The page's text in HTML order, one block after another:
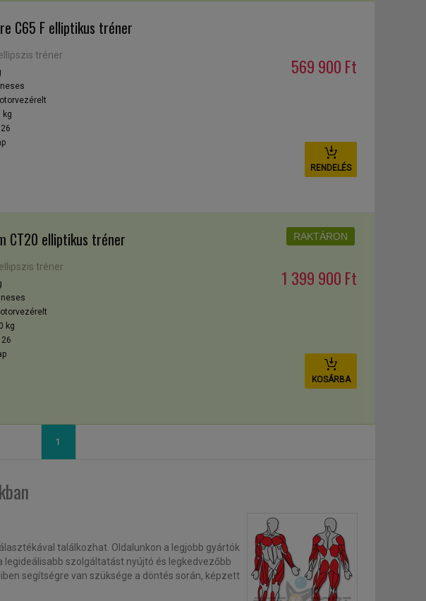
C65 F elliptikus tréner
tréner 569 900 Ft
RENDELÉS
CT20 elliptikus tréner
tréner
kg
26
1 399 900 Ft
KOSÁRBA
RAKTÁRON
1
találkozhat. Oldalunkon a legjobb gyártók
szolgáltatást nyújtó és legkedvezőbb
segítségre van szüksége a döntés során, képzett